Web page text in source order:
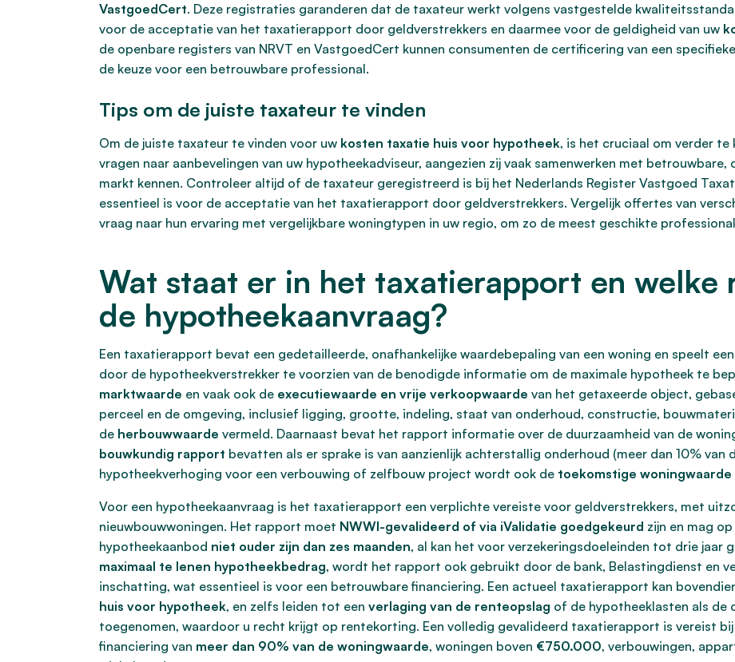
VastgoedCert. Deze registraties garanderen dat de taxateur werkt volgens vastgestelde
voor de acceptatie van het taxatierapport door geldverstrekkers en daarmee voor de geldigheid van uw
de openbare registers van NRVT en VastgoedCert kunnen consumenten de certificering van een
de keuze voor een betrouwbare professional.
Tips om de juiste taxateur te vinden
Om de juiste taxateur te vinden voor uw kosten taxatie huis voor hypotheek, is het cruciaal om verder te
vragen naar aanbevelingen van uw hypotheekadviseur, aangezien zij vaak samenwerken met
markt kennen. Controleer altijd of de taxateur geregistreerd is bij het Nederlands Register Vastgoed
essentieel is voor de acceptatie van het taxatierapport door geldverstrekkers. Vergelijk offertes van
vraag naar hun ervaring met vergelijkbare woningtypen in uw regio, om zo de meest geschikte
Wat staat er in het taxatierapport en welke
de hypotheekaanvraag?
Een taxatierapport bevat een gedetailleerde, onafhankelijke waardebepaling van een woning en speelt
door de hypotheekverstrekker te voorzien van de benodigde informatie om de maximale hypotheek te
marktwaarde en vaak ook de executiewaarde en vrije verkoopwaarde van het getaxeerde object,
perceel en de omgeving, inclusief ligging, grootte, indeling, staat van onderhoud, constructie,
de herbouwwaarde vermeld. Daarnaast bevat het rapport informatie over de duurzaamheid van de
bouwkundig rapport bevatten als er sprake is van aanzienlijk achterstallig onderhoud (meer dan 10% van
hypotheekverhoging voor een verbouwing of zelfbouw project wordt ook de toekomstige woningwaarde
Voor een hypotheekaanvraag is het taxatierapport een verplichte vereiste voor geldverstrekkers, met
nieuwbouwwoningen. Het rapport moet NWWI-gevalideerd of via iValidatie goedgekeurd zijn en mag
hypotheekaanbod niet ouder zijn dan zes maanden, al kan het voor verzekeringsdoeleinden tot drie jaar
maximaal te lenen hypotheekbedrag, wordt het rapport ook gebruikt door de bank, Belastingdienst en
inschatting, wat essentieel is voor een betrouwbare financiering. Een actueel taxatierapport kan
huis voor hypotheek, en zelfs leiden tot een verlaging van de renteopslag of de hypotheeklasten als de
toegenomen, waardoor u recht krijgt op rentekorting. Een volledig gevalideerd taxatierapport is vereist
financiering van meer dan 90% van de woningwaarde, woningen boven €750.000, verbouwingen,